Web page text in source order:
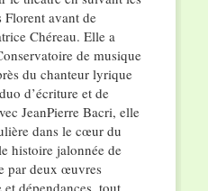
Florent avant de
Chéreau. Elle a
de musique
du chanteur lyrique
d’écriture et de
JeanPierre Bacri, elle
dans le cœur du
histoire jalonnée de
par deux œuvres